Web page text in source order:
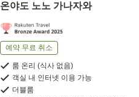
온야도 노노 가나자와
예약 무료 취소
룸 온리 (식사 없음)
객실 내 인터넷 이용 가능
더블룸